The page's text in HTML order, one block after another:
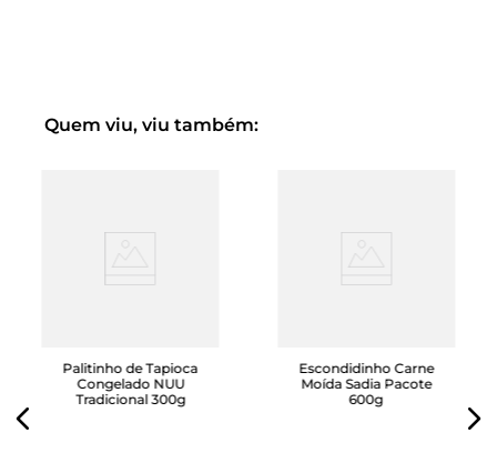
do seu equipamento.
Quem viu, viu também:
Palitinho de Tapioca
Congelado NUU
Tradicional 300g
Escondidinho Carne
Moída Sadia Pacote
600g